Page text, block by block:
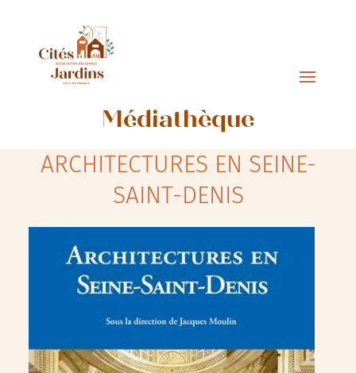
Médiathèque
ARCHITECTURES EN SEINE-
SAINT-DENIS